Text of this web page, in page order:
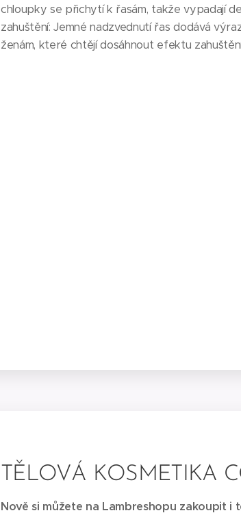
chloupky se přichytí k řasám, takže vypadají
zahuštění: Jemné nadzvednutí řas dodává
ženám, které chtějí dosáhnout efektu
TĚLOVÁ KOSMETIKA
Nově si můžete na Lambreshopu zakoupit i